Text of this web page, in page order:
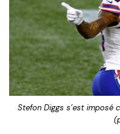
Stefon Diggs s’est imposé